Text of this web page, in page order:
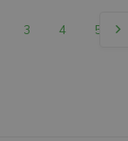
3 4 5